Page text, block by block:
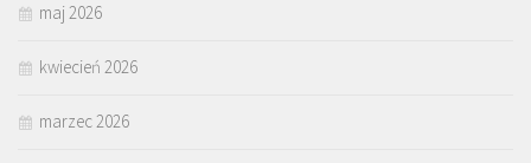
maj 2026
kwiecień 2026
marzec 2026